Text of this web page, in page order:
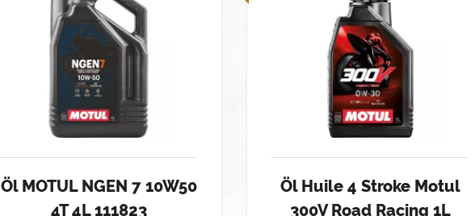
Öl MOTUL NGEN 7 10W50
4T 4L 111823
Öl Huile 4 Stroke Motul
300V Road Racing 1L